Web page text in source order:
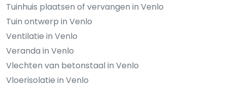
Tuinhuis plaatsen of vervangen in Venlo
Tuin ontwerp in Venlo
Ventilatie in Venlo
Veranda in Venlo
Vlechten van betonstaal in Venlo
Vloerisolatie in Venlo